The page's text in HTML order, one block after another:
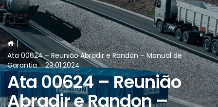
Ata 00624 – Reunião Abradir e Randon – Manual de
Garantia – 29.01.2024
Ata 00624 – Reunião
Abradir e Randon –